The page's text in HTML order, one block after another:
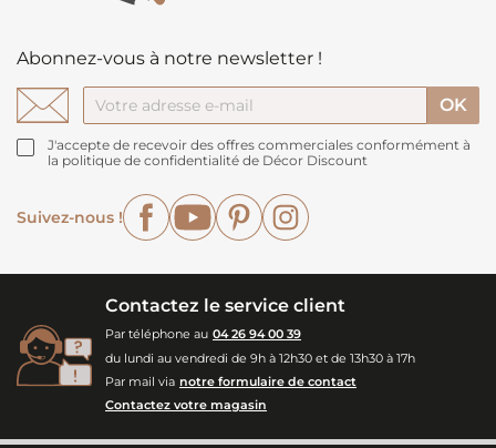
Abonnez-vous à notre newsletter !
J'accepte de recevoir des offres commerciales conformément à
la politique de confidentialité de Décor Discount
Suivez-nous !
FacebookYouTubePinterest
Contactez le service client
Par téléphone au 04 26 94 00 39
du lundi au vendredi de 9h à 12h30 et de 13h30 à 17h
Par mail via notre formulaire de contact
Contactez votre magasin